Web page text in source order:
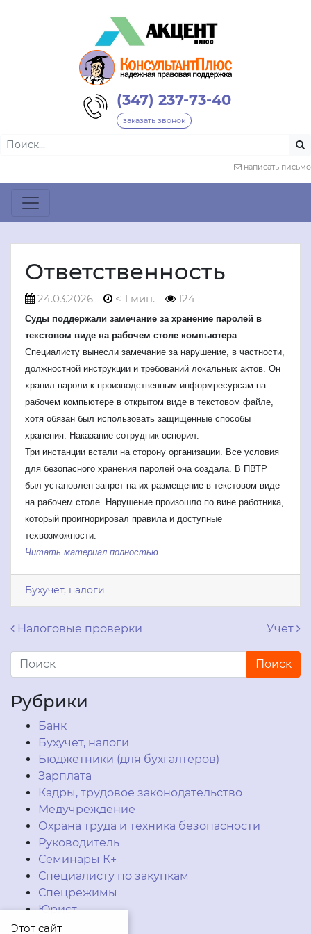
(347) 237-73-40
заказать звонок
написать письмо
Ответственность
24.03.2026 < 1 мин. 124
Суды поддержали замечание за хранение паролей в
текстовом виде на рабочем столе компьютера
Специалисту вынесли замечание за нарушение, в частности,
должностной инструкции и требований локальных актов. Он
хранил пароли к производственным информресурсам на
рабочем компьютере в открытом виде в текстовом файле,
хотя обязан был использовать защищенные способы
хранения. Наказание сотрудник оспорил.
Три инстанции встали на сторону организации. Все условия
для безопасного хранения паролей она создала. В ПВТР
был установлен запрет на их размещение в текстовом виде
на рабочем столе. Нарушение произошло по вине работника,
который проигнорировал правила и доступные
техвозможности.
Читать материал полностью
Бухучет, налоги
Навигация по записям
Налоговые проверки Учет
Рубрики
Банк
Бухучет, налоги
Бюджетники (для бухгалтеров)
Зарплата
Кадры, трудовое законодательство
Медучреждение
Охрана труда и техника безопасности
Руководитель
Семинары К+
Специалисту по закупкам
Спецрежимы
Юрист
Этот сайт